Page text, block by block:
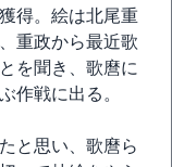
得。絵は北尾重
重政から最近歌
を聞き、歌麿に
作戦に出る。
と思い、歌麿ら